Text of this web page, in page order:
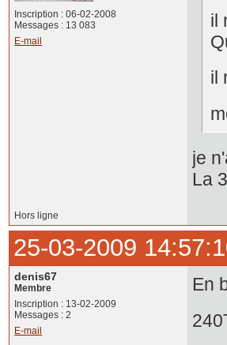
Inscription : 06-02-2008
Messages : 13 083
E-mail
il
il
je
La
Hors ligne
25-03-2009
denis67
Membre
Inscription : 13-02-2009
Messages : 2
E-mail
En